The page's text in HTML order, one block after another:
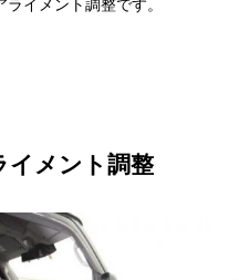
イメント調整です。
イメント調整